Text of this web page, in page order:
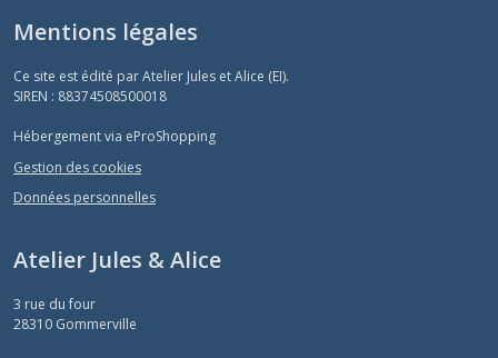
Mentions légales
Ce site est édité par Atelier Jules et Alice (EI).
SIREN : 88374508500018
Hébergement via eProShopping
Gestion des cookies
Données personnelles
Atelier Jules & Alice
3 rue du four
28310 Gommerville